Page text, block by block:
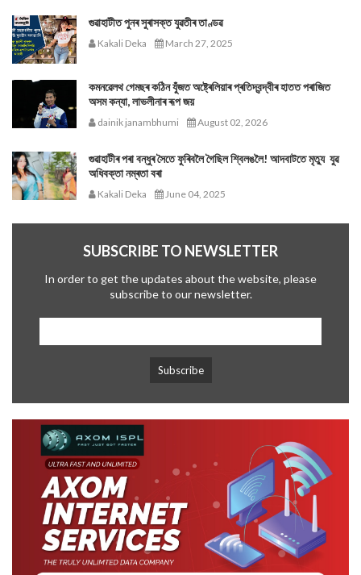
গুৱাহাটীত পুনৰ সুৰাসক্ত যুৱতীৰ তাণ্ডৱ
Kakali Deka March 27, 2025
কমনৱেলথ গেমছৰ কঠিন যুঁজত অষ্ট্ৰেলিয়াৰ প্ৰতিদ্বন্দ্বীৰ হাতত পৰাজিত
অসম কন্যা, লাভলীনাৰ ৰূপ জয়
dainik janambhumi August 02, 2026
গুৱাহাটীৰ পৰা বন্ধুৰ সৈতে ফুৰিবলৈ গৈছিল শ্বিলঙলৈ! আদবাটতে মৃত্যু যুৱ
অধিবক্তা নম্ৰতা বৰা
Kakali Deka June 04, 2025
SUBSCRIBE TO NEWSLETTER
In order to get the updates about the website, please
subscribe to our newsletter.